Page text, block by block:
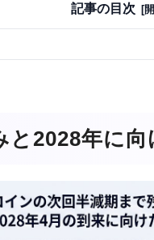
記事の目次
と2028年に